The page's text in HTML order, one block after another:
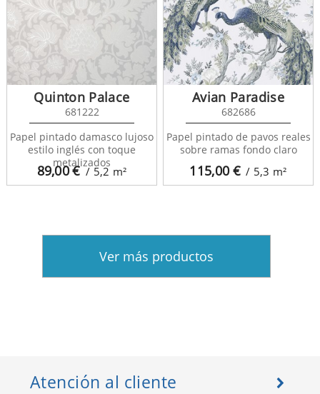
89,00€ / 5,2m²
Quinton Palace
681222
Papel pintado damasco lujoso
estilo inglés con toque
metalizados
115,00€ / 5,3 m²
Avian Paradise
682686
Papel pintado de pavos reales
sobre ramas fondo claro
Ver más productos
Atención al cliente